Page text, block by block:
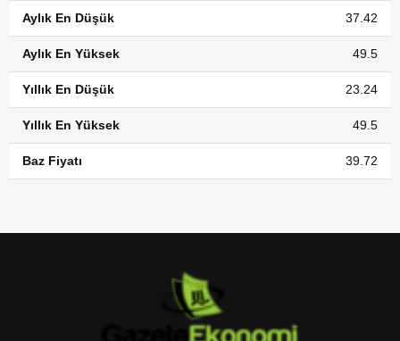
Aylık En Düşük 37.42
Aylık En Yüksek 49.5
Yıllık En Düşük 23.24
Yıllık En Yüksek 49.5
Baz Fiyatı 39.72